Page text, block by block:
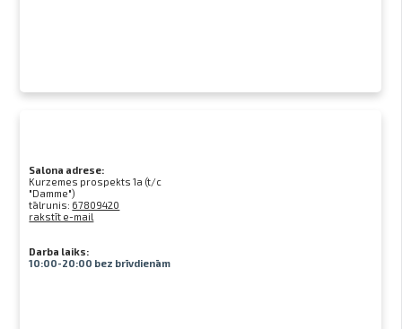
Salona adrese:
Kurzemes prospekts 1a (t/c
"Damme")
tālrunis: 67809420
rakstīt e-mail
Darba laiks:
10:00-20:00 bez brīvdienām